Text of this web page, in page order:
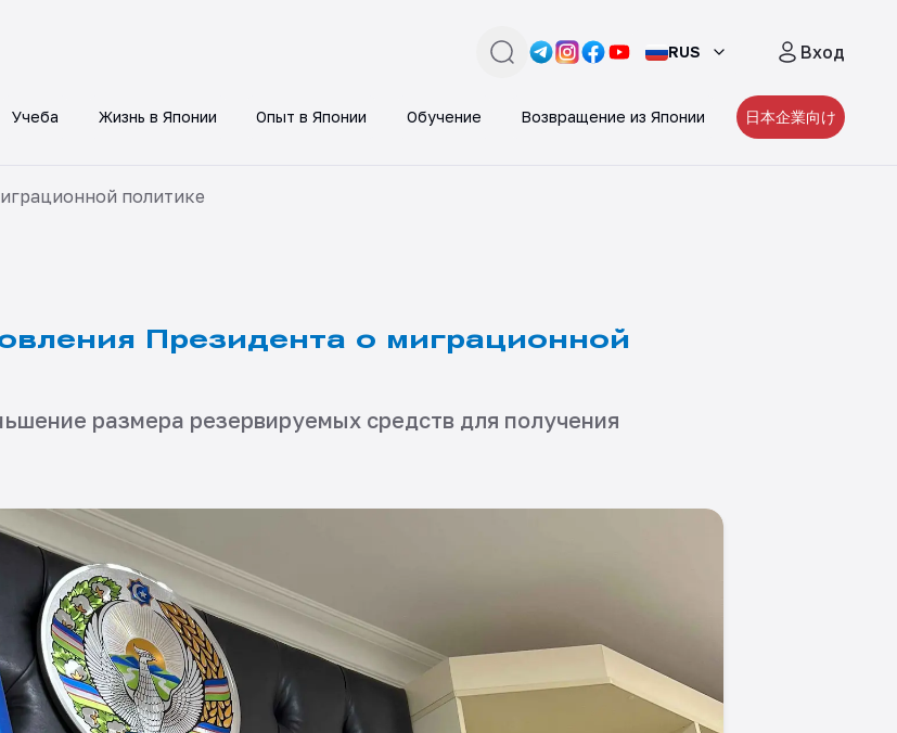
поиск
RUS Вход
Учеба Жизнь в Японии Опыт в Японии Обучение Возвращение из Японии 日本企業向け
политике
Президента о миграционной
размера резервируемых средств для получения